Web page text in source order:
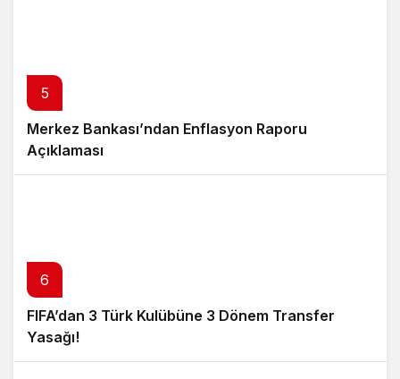
5
Merkez Bankası’ndan Enflasyon Raporu
Açıklaması
6
FIFA’dan 3 Türk Kulübüne 3 Dönem Transfer
Yasağı!